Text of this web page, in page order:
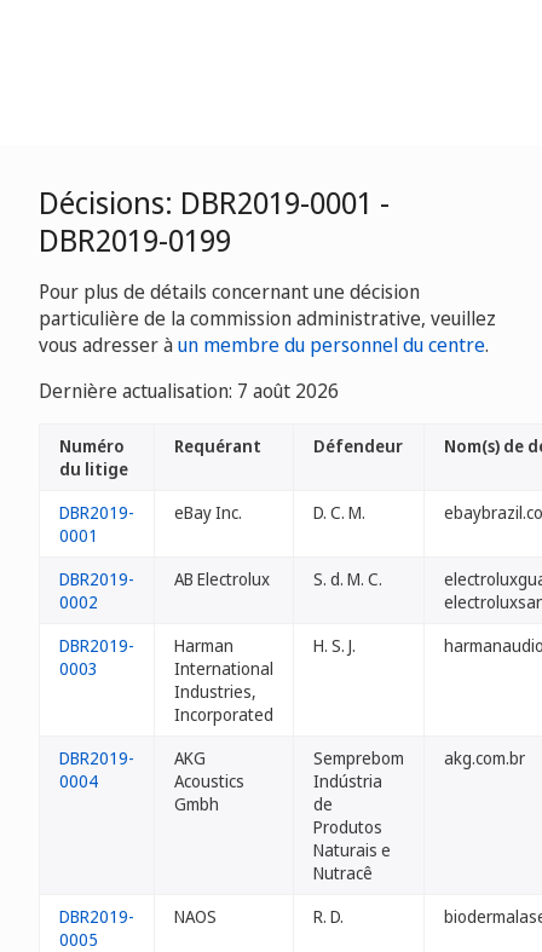
Décisions: DBR2019-0001 -
DBR2019-0199
Pour plus de détails concernant une décision
particulière de la commission administrative, veuillez
vous adresser àun membre du personnel du centre.
Dernière actualisation: 7 août 2026
Numéro
du litige
Requérant Défendeur Nom(s) de
DBR2019-
0001
eBay Inc. D. C. M.
DBR2019-
0002
AB Electrolux S. d. M. C.
DBR2019-
0003
Harman
International
Industries,
Incorporated
H. S. J.
DBR2019-
0004
AKG
Acoustics
Gmbh
Semprebom
Indústria
de
Produtos
Naturais e
Nutracê
akg.com.br
DBR2019-
0005
NAOS R. D.